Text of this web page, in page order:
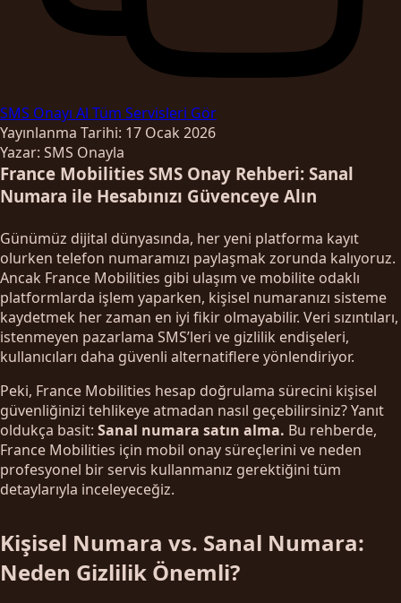
SMS Onayı Al Tüm Servisleri Gör
Yayınlanma Tarihi: 17 Ocak 2026
Yazar: SMS Onayla
France Mobilities SMS Onay Rehberi: Sanal
Numara ile Hesabınızı Güvenceye Alın
Günümüz dijital dünyasında, her yeni platforma kayıt
olurken telefon numaramızı paylaşmak zorunda kalıyoruz.
Ancak France Mobilities gibi ulaşım ve mobilite odaklı
platformlarda işlem yaparken, kişisel numaranızı sisteme
kaydetmek her zaman en iyi fikir olmayabilir. Veri sızıntıları,
istenmeyen pazarlama SMS’leri ve gizlilik endişeleri,
kullanıcıları daha güvenli alternatiflere yönlendiriyor.
Peki, France Mobilities hesap doğrulama sürecini kişisel
güvenliğinizi tehlikeye atmadan nasıl geçebilirsiniz? Yanıt
oldukça basit: Sanal numara satın alma. Bu rehberde,
France Mobilities için mobil onay süreçlerini ve neden
profesyonel bir servis kullanmanız gerektiğini tüm
detaylarıyla inceleyeceğiz.
Kişisel Numara vs. Sanal Numara:
Neden Gizlilik Önemli?